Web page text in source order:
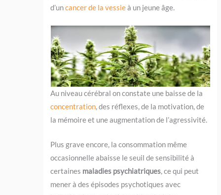
d’uncancer de la vessieà un jeune âge.
Au niveau cérébral on constate une baisse de la
concentration, des réflexes, de la motivation, de
la mémoire et une augmentation de l’agressivité.
Plus grave encore, la consommation même
occasionnelle abaisse le seuil de sensibilité à
certaines maladies psychiatriques, ce qui peut
mener à des épisodes psychotiques avec